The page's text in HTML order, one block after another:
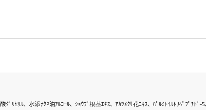
ﾞﾘｾﾘﾙ､ 水添ﾅﾀﾈ油ｱﾙｺｰﾙ､ ｼｮｳﾌﾞ根茎ｴｷｽ､ ｱｶﾂﾒｸｻ花ｴｷｽ､ ﾊﾟﾙﾐﾄｲﾙﾄﾘﾍﾟﾌﾟﾁﾄﾞ-